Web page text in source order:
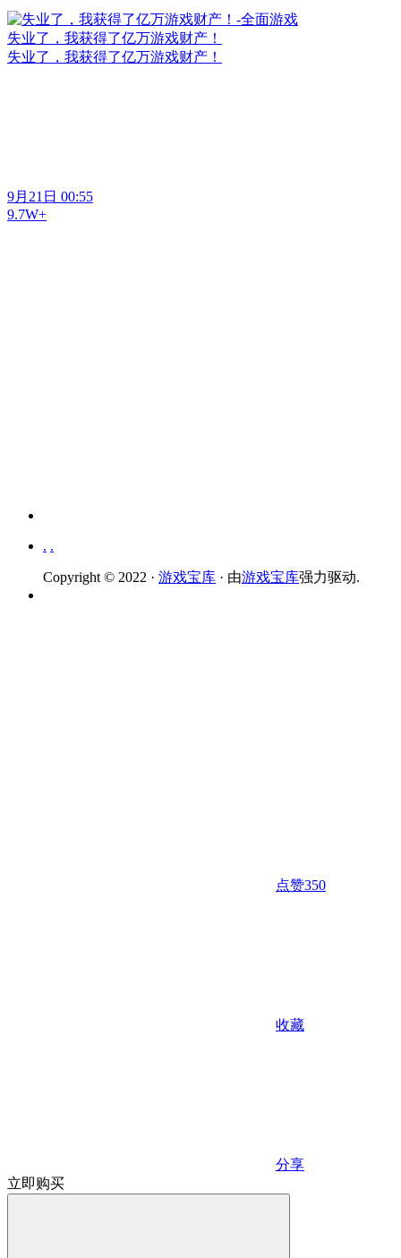
失业了，我获得了亿万游戏财产！
失业了，我获得了亿万游戏财产！
9月21日 00:55
9.7W+
. .
Copyright © 2022 · 游戏宝库 · 由游戏宝库强力驱动.
点赞350
收藏
分享
立即购买